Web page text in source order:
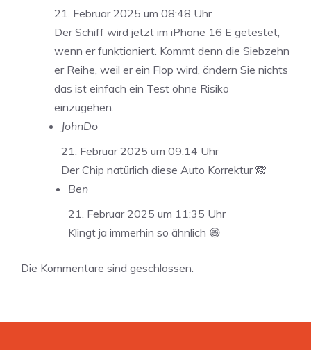
21. Februar 2025 um 08:48 Uhr
Der Schiff wird jetzt im iPhone 16 E getestet,
wenn er funktioniert. Kommt denn die Siebzehn
er Reihe, weil er ein Flop wird, ändern Sie nichts
das ist einfach ein Test ohne Risiko
einzugehen.
JohnDo
21. Februar 2025 um 09:14 Uhr
Der Chip natürlich diese Auto Korrektur 🙈
Ben
21. Februar 2025 um 11:35 Uhr
Klingt ja immerhin so ähnlich 😄
Die Kommentare sind geschlossen.